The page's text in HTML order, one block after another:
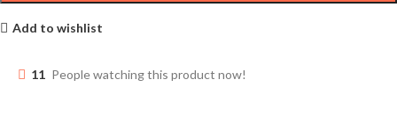
Add to wishlist
11 People watching this product now!